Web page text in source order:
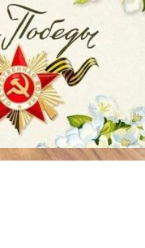
Улуу Жеңиштин
29.04.2025
Награды в
29.04.2025